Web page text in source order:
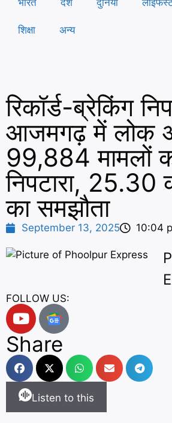
भारत देश दुनिया
शिक्षा अन्य
रिकॉर्ड-ब्रेकिंग
आजमगढ़ में लोक
99,884 मामलों
निपटारा, 25.30
का समझौता
September 13, 2025 10:04
FOLLOW US:
Share
Listen to this